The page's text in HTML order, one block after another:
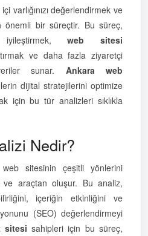
varlığınızı değerlendirmek ve
önemli bir süreçtir. Bu süreç,
iyileştirmek,web sitesi
ve daha fazla ziyaretçi
sunar. Ankara web
dijital stratejilerini optimize
için bu tür analizleri sıklıkla
Nedir?
sitesinin çeşitli yönlerini
araçtan oluşur. Bu analiz,
içeriğin etkinliğini ve
(SEO) değerlendirmeyi
sitesi sahipleri için bu süreç,